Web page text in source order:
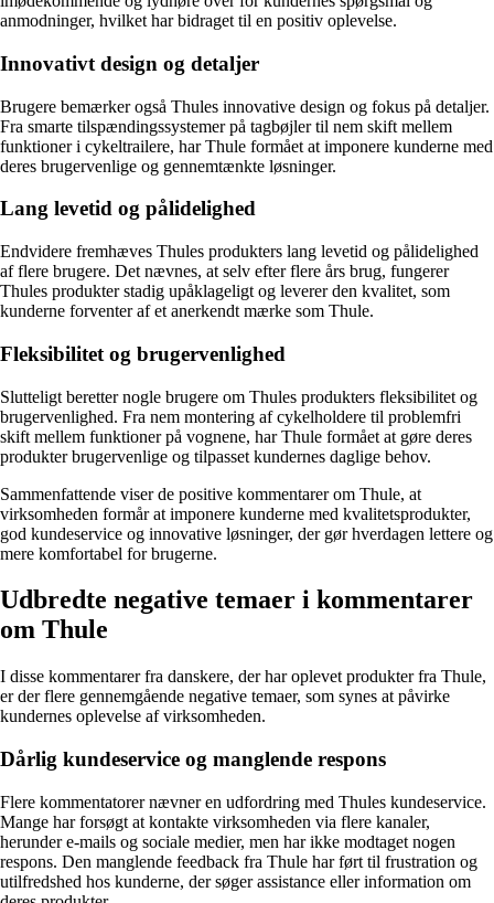
anmodninger, hvilket har bidraget til en positiv oplevelse.
Innovativt design og detaljer
Brugere bemærker også Thules innovative design og fokus på detaljer.
Fra smarte tilspændingssystemer på tagbøjler til nem skift mellem
funktioner i cykeltrailere, har Thule formået at imponere kunderne med
deres brugervenlige og gennemtænkte løsninger.
Lang levetid og pålidelighed
Endvidere fremhæves Thules produkters lang levetid og pålidelighed
af flere brugere. Det nævnes, at selv efter flere års brug, fungerer
Thules produkter stadig upåklageligt og leverer den kvalitet, som
kunderne forventer af et anerkendt mærke som Thule.
Fleksibilitet og brugervenlighed
Slutteligt beretter nogle brugere om Thules produkters fleksibilitet og
brugervenlighed. Fra nem montering af cykelholdere til problemfri
skift mellem funktioner på vognene, har Thule formået at gøre deres
produkter brugervenlige og tilpasset kundernes daglige behov.
Sammenfattende viser de positive kommentarer om Thule, at
virksomheden formår at imponere kunderne med kvalitetsprodukter,
god kundeservice og innovative løsninger, der gør hverdagen lettere og
mere komfortabel for brugerne.
Udbredte negative temaer i kommentarer
om Thule
I disse kommentarer fra danskere, der har oplevet produkter fra Thule,
er der flere gennemgående negative temaer, som synes at påvirke
kundernes oplevelse af virksomheden.
Dårlig kundeservice og manglende respons
Flere kommentatorer nævner en udfordring med Thules kundeservice.
Mange har forsøgt at kontakte virksomheden via flere kanaler,
herunder e-mails og sociale medier, men har ikke modtaget nogen
respons. Den manglende feedback fra Thule har ført til frustration og
utilfredshed hos kunderne, der søger assistance eller information om